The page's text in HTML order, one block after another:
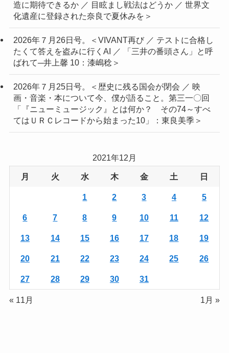
造に期待できるか ／ 目眩まし戦法はどうか ／ 世界文
化遺産に登録された奈良で夏休みを＞
2026年７月26日号。＜VIVANT再び ／ テストに合格し
たくて答えを盗みに行くAI ／ 「三井の番頭さん」と呼
ばれて─井上馨 10：漆嶋稔＞
2026年７月25日号。＜歴史に残る国会が閉会 ／ 映
画・音楽・本について今、僕が語ること。第三一〇回
「『ニューミュージック』とは何か？ その74～すべ
てはＵＲＣレコードから始まった10」：東良美季＞
2021年12月
月 火 水 木 金 土 日
1 2 3 4 5
6 7 8 9 10 11 12
13 14 15 16 17 18 19
20 21 22 23 24 25 26
27 28 29 30 31
« 11月 1月 »